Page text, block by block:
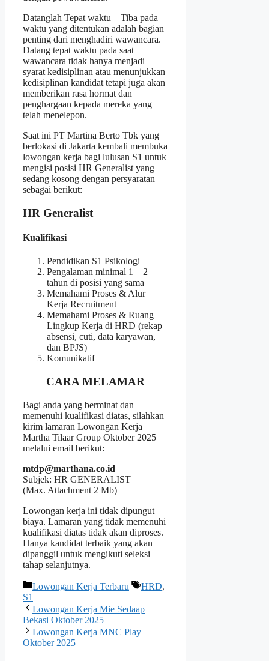
Datanglah Tepat waktu – Tiba pada
waktu yang ditentukan adalah bagian
penting dari menghadiri wawancara.
Datang tepat waktu pada saat
wawancara tidak hanya menjadi
syarat kedisiplinan atau menunjukkan
kedisiplinan kandidat tetapi juga akan
memberikan rasa hormat dan
penghargaan kepada mereka yang
telah menelepon.
Saat ini PT Martina Berto Tbk yang
berlokasi di Jakarta kembali membuka
lowongan kerja bagi lulusan S1 untuk
mengisi posisi HR Generalist yang
sedang kosong dengan persyaratan
sebagai berikut:
HR Generalist
Kualifikasi
Pendidikan S1 Psikologi
Pengalaman minimal 1 – 2
tahun di posisi yang sama
Memahami Proses & Alur
Kerja Recruitment
Memahami Proses & Ruang
Lingkup Kerja di HRD (rekap
absensi, cuti, data karyawan,
dan BPJS)
Komunikatif
CARA MELAMAR
Bagi anda yang berminat dan
memenuhi kualifikasi diatas, silahkan
kirim lamaran Lowongan Kerja
Martha Tilaar Group Oktober 2025
melalui email berikut:
mtdp@marthana.co.id
Subjek: HR GENERALIST
(Max. Attachment 2 Mb)
Lowongan kerja ini tidak dipungut
biaya. Lamaran yang tidak memenuhi
kualifikasi diatas tidak akan diproses.
Hanya kandidat terbaik yang akan
dipanggil untuk mengikuti seleksi
tahap selanjutnya.
Kategori
Lowongan Kerja Terbaru Tag
HRD,
S1
Lowongan Kerja Mie Sedaap
Bekasi Oktober 2025
Lowongan Kerja MNC Play
Oktober 2025